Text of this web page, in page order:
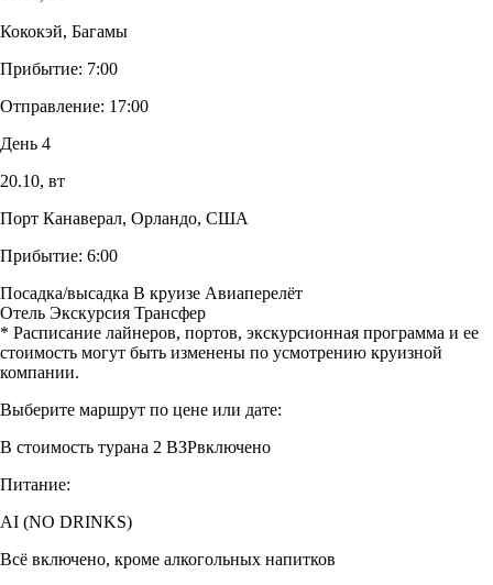
Кококэй, Багамы
Прибытие: 7:00
Отправление: 17:00
День 4
20.10, вт
Порт Канаверал, Орландо, США
Прибытие: 6:00
Посадка/высадка В круизе Авиаперелёт
Отель Экскурсия Трансфер
* Расписание лайнеров, портов, экскурсионная программа и ее
стоимость могут быть изменены по усмотрению круизной
компании.
Выберите маршрут по цене или дате:
В стоимость турана 2 ВЗРвключено
Питание:
AI (NO DRINKS)
Всё включено, кроме алкогольных напитков